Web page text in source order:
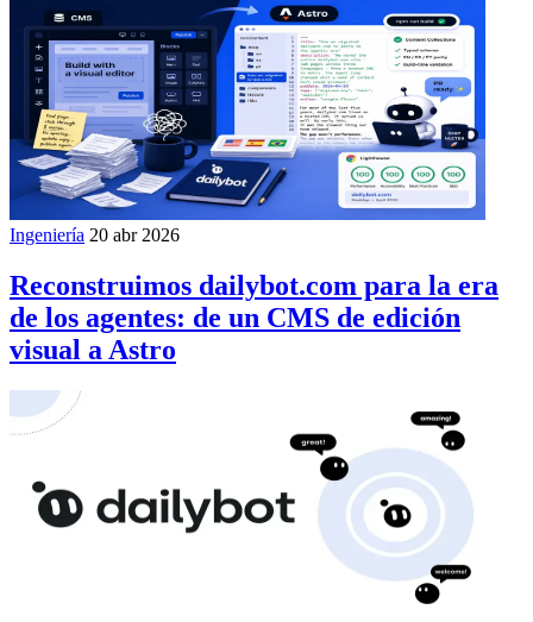
Ingeniería 20 abr 2026
Reconstruimos dailybot.com para la era
de los agentes: de un CMS de edición
visual a Astro